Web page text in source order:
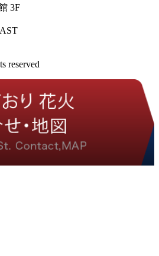
3F
reserved